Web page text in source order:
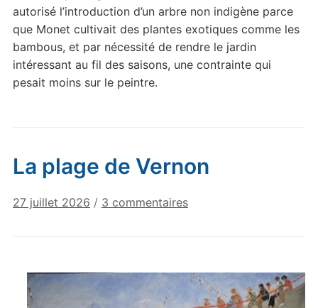
autorisé l’introduction d’un arbre non indigène parce
que Monet cultivait des plantes exotiques comme les
bambous, et par nécessité de rendre le jardin
intéressant au fil des saisons, une contrainte qui
pesait moins sur le peintre.
La plage de Vernon
27 juillet 2026 / 3 commentairessur
Vernon